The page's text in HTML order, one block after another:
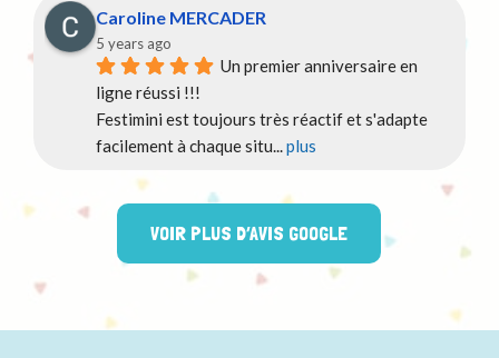
Caroline MERCADER
5 years ago
Un premier anniversaire en
ligne réussi !!!
Festimini est toujours très réactif et s'adapte
facilement à chaque situ... plus
VOIR PLUS D’AVIS GOOGLE